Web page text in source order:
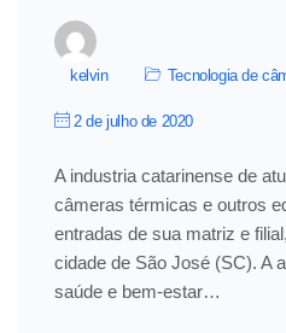
kelvin Tecnologia de
2 de julho de 2020
A industria catarinense de
câmeras térmicas e outros
entradas de sua matriz e
cidade de São José (SC). A
saúde e bem-estar…